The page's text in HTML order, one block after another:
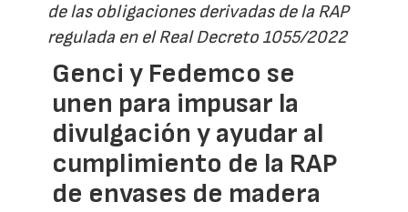
de las obligaciones derivadas de la RAP
regulada en el Real Decreto 1055/2022
Genci y Fedemco se
unen para impusar la
divulgación y ayudar al
cumplimiento de la RAP
de envases de madera